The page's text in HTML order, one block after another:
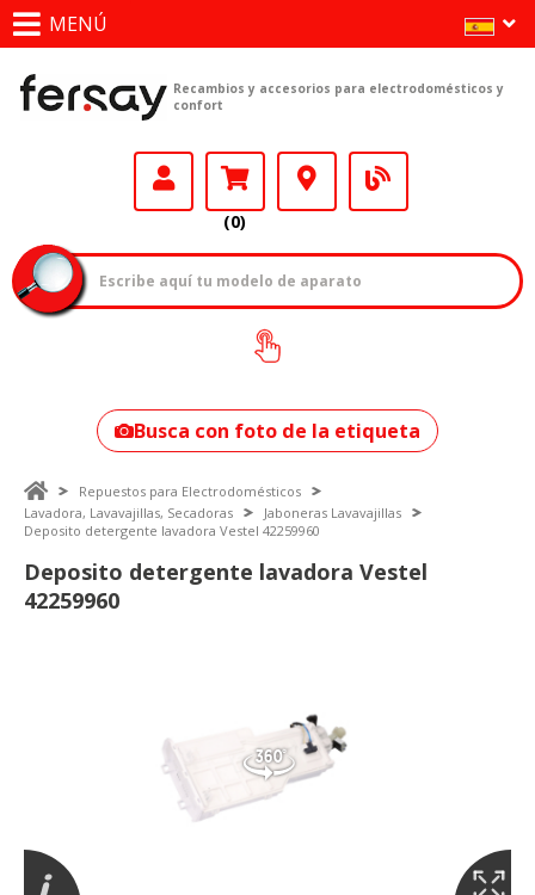
MENÚ
Recambios y accesorios para electrodomésticos y
confort
(0)
¿Cómo encontrar
tu modelo?
Busca con foto de la etiqueta
Repuestos para Electrodomésticos
Lavadora, Lavavajillas, Secadoras
Jaboneras Lavavajillas
Deposito detergente lavadora Vestel 42259960
Deposito detergente lavadora Vestel
42259960